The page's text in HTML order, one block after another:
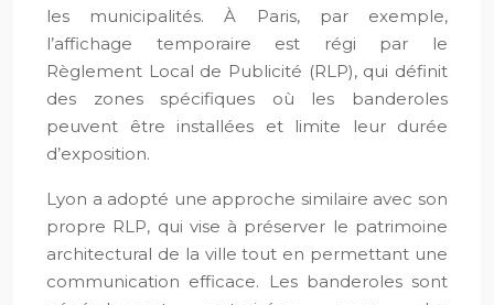
les municipalités. À Paris, par exemple,
l’affichage temporaire est régi par le
Règlement Local de Publicité (RLP), qui définit
des zones spécifiques où les banderoles
peuvent être installées et limite leur durée
d’exposition.
Lyon a adopté une approche similaire avec son
propre RLP, qui vise à préserver le patrimoine
architectural de la ville tout en permettant une
communication efficace. Les banderoles sont